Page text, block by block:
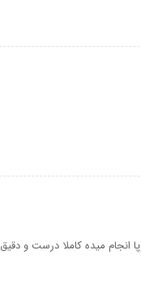
انجام میده کاملا درست و دقیق